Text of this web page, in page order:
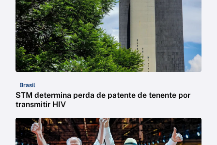
Brasil
STM determina perda de patente de tenente por
transmitir HIV